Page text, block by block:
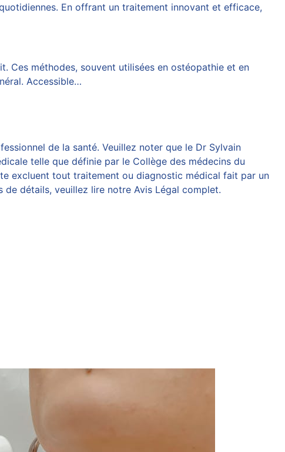
En offrant un traitement innovant et efficace,
Ces méthodes, souvent utilisées en ostéopathie et en
Accessible…
de la santé. Veuillez noter que le Dr Sylvain
telle que définie par le Collège des médecins du
excluent tout traitement ou diagnostic médical fait par un
détails, veuillez lire notre Avis Légal complet.